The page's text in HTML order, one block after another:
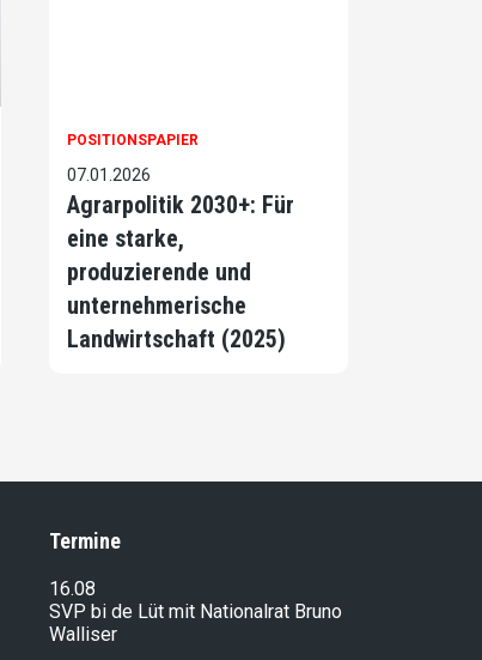
POSITIONSPAPIER
07.01.2026
Agrarpolitik 2030+: Für
eine starke,
produzierende und
unternehmerische
Landwirtschaft (2025)
Termine
16.08
SVP bi de Lüt mit Nationalrat Bruno
Walliser